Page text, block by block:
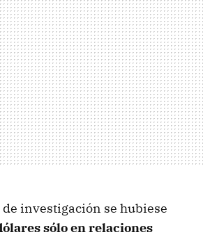
investigación se hubiese
sólo en relaciones